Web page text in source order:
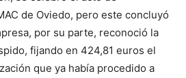
de Oviedo, pero este concluyó
por su parte, reconoció la
fijando en 424,81 euros el
que ya había procedido a